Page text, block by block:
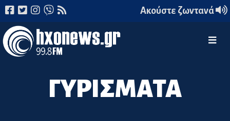
Ακούστε ζωντανά
ΓΥΡΙΣΜΑΤΑ